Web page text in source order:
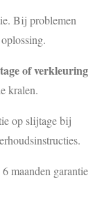
Bij problemen
of verkleuring
kralen.
op slijtage bij
6 maanden garantie